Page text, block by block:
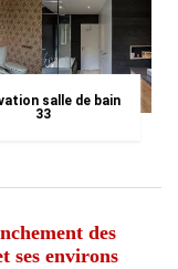
salle de bain
33
des
ses environs